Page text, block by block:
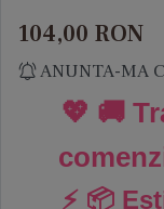
104,00 RON
ANUNTA-MA
💖 🚚
⚡ 📦